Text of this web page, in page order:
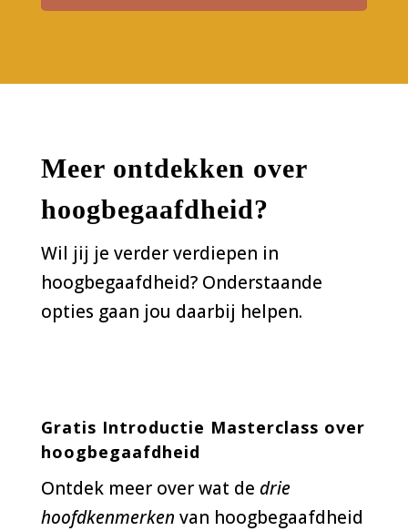
Meer ontdekken over
hoogbegaafdheid?
Wil jij je verder verdiepen in
hoogbegaafdheid? Onderstaande
opties gaan jou daarbij helpen.
Gratis Introductie Masterclass over
hoogbegaafdheid
Ontdek meer over wat de drie
hoofdkenmerken van hoogbegaafdheid